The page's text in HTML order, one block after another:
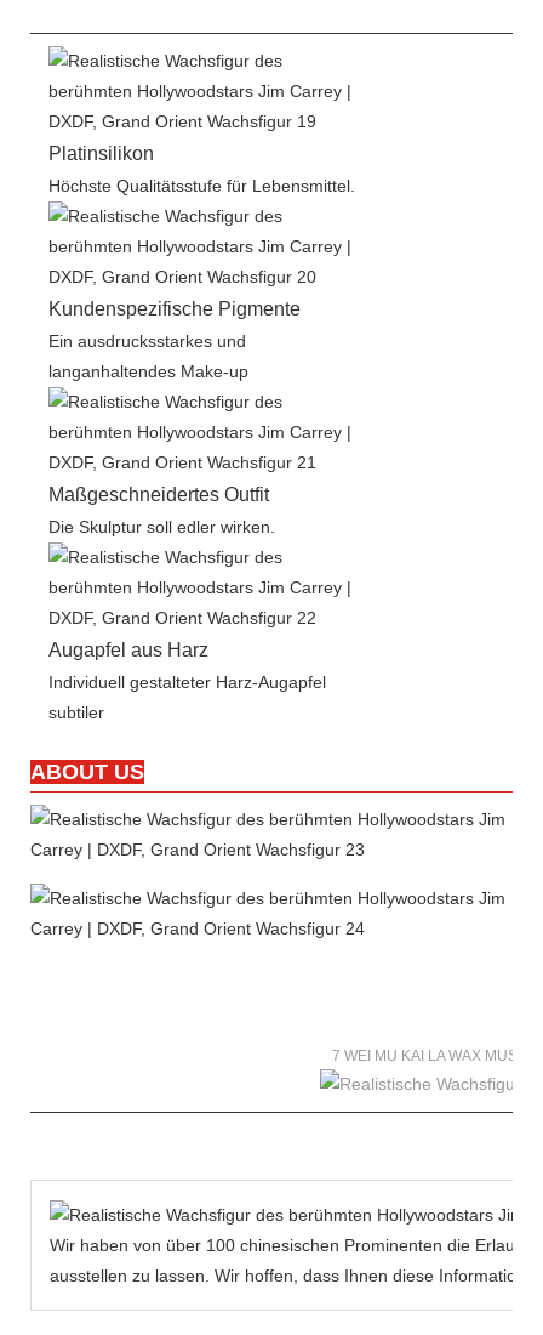
Platinsilikon
Höchste Qualitätsstufe für Lebensmittel.
Kundenspezifische Pigmente
Ein ausdrucksstarkes und
langanhaltendes Make-up
Maßgeschneidertes Outfit
Die Skulptur soll edler wirken.
Augapfel aus Harz
Individuell gestalteter Harz-Augapfel
subtiler
ABOUT US
7 WEI MU KAI LA WAX
Wir haben von über 100 chinesischen Prominenten die
ausstellen zu lassen. Wir hoffen, dass Ihnen diese Information